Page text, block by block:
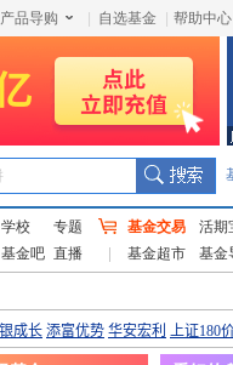
产品导购 自选基金 帮助中心
学校
专题
基金吧 直播
基金交易 活期
基金超市
基金